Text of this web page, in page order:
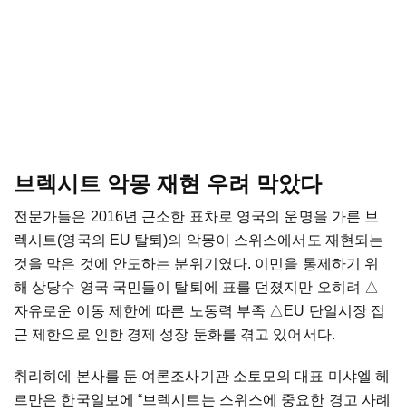
브렉시트 악몽 재현 우려 막았다
전문가들은 2016년 근소한 표차로 영국의 운명을 가른 브
렉시트(영국의 EU 탈퇴)의 악몽이 스위스에서도 재현되는
것을 막은 것에 안도하는 분위기였다. 이민을 통제하기 위
해 상당수 영국 국민들이 탈퇴에 표를 던졌지만 오히려 △
자유로운 이동 제한에 따른 노동력 부족 △EU 단일시장 접
근 제한으로 인한 경제 성장 둔화를 겪고 있어서다.
취리히에 본사를 둔 여론조사기관 소토모의 대표 미샤엘 헤
르만은 한국일보에 “브렉시트는 스위스에 중요한 경고 사례